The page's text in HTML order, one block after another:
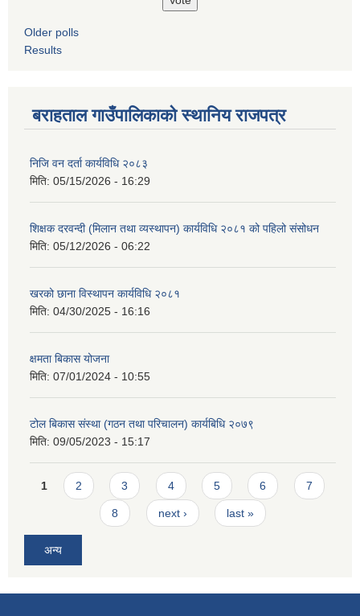
Older polls
Results
बराहताल गाउँपालिकाको स्थानिय राजपत्र
निजि वन दर्ता कार्यविधि २०८३
मिति: 05/15/2026 - 16:29
शिक्षक दरवन्दी (मिलान तथा व्यस्थापन) कार्यविधि २०८१ को पहिलो संसोधन
मिति: 05/12/2026 - 06:22
खरको छाना विस्थापन कार्यविधि २०८१
मिति: 04/30/2025 - 16:16
क्षमता बिकास योजना
मिति: 07/01/2024 - 10:55
टोल बिकास संस्था (गठन तथा परिचालन) कार्यबिधि २०७९
मिति: 09/05/2023 - 15:17
Pages
1 2 3 4 5 6 7
8 next › last »
अन्य